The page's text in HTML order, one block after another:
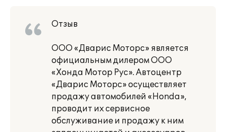
Отзыв
ООО «Дварис Моторс» является
официальным дилером ООО
«Хонда Мотор Рус». Автоцентр
«Дварис Моторс» осуществляет
продажу автомобилей «Honda»,
проводит их сервисное
обслуживание и продажу к ним